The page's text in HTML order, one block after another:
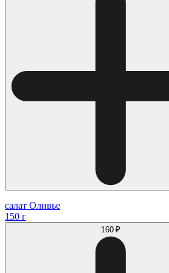
салат Оливье
150 г
160 ₽